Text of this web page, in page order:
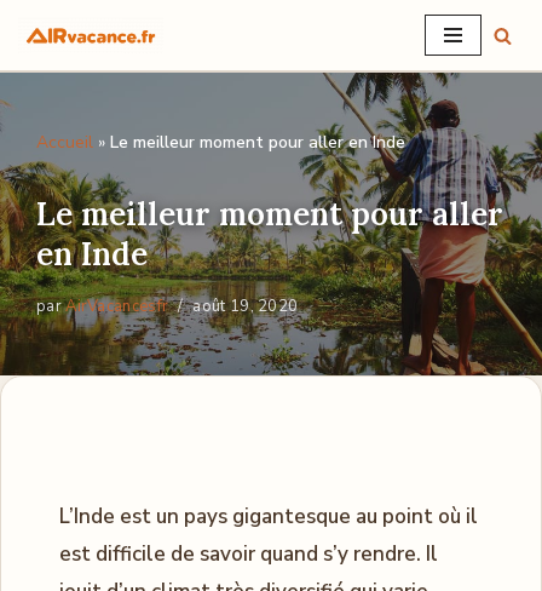
Aller
contenu
Accueil » Le meilleur moment pour aller en Inde
Le meilleur moment pour aller
en Inde
parAirVacancesfr août 19, 2020
L’Inde est un pays gigantesque au point où il
est difficile de savoir quand s’y rendre. Il